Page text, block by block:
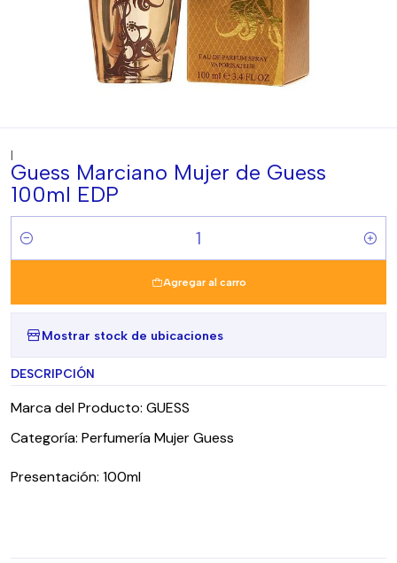
|
Guess Marciano Mujer de Guess
100ml EDP
Cantidad
Agregar al carro
Mostrar stock de ubicaciones
DESCRIPCIÓN
Marca del Producto: GUESS
Categoría: Perfumería Mujer Guess
Presentación: 100ml